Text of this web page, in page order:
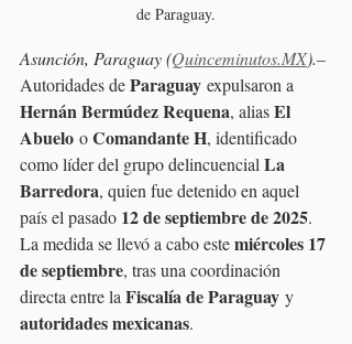
de Paraguay.
Asunción, Paraguay (Quinceminutos.MX).–
Autoridades de Paraguay expulsaron a
Hernán Bermúdez Requena, alias El
Abuelo o Comandante H, identificado
como líder del grupo delincuencial La
Barredora, quien fue detenido en aquel
país el pasado 12 de septiembre de 2025.
La medida se llevó a cabo este miércoles 17
de septiembre, tras una coordinación
directa entre la Fiscalía de Paraguay y
autoridades mexicanas.